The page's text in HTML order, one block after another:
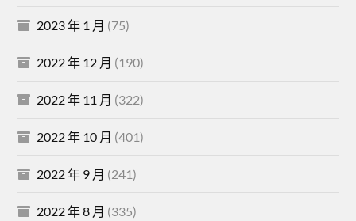
2023 年 1 月 (75)
2022 年 12 月 (190)
2022 年 11 月 (322)
2022 年 10 月 (401)
2022 年 9 月 (241)
2022 年 8 月 (335)